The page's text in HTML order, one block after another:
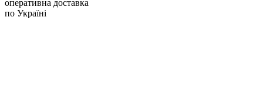
оперативна доставка
по Україні